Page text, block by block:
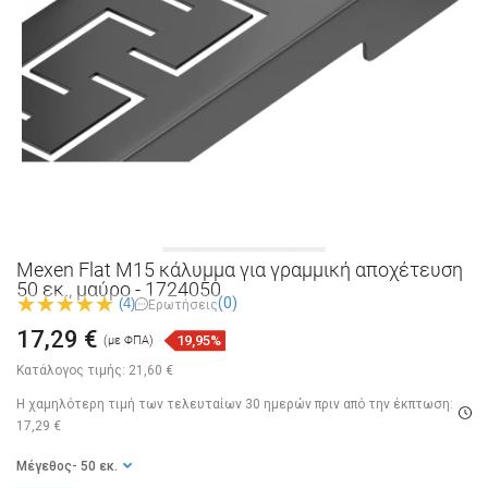
Mexen Flat M15 κάλυμμα για γραμμική αποχέτευση
50 εκ., μαύρο - 1724050
(4) Ερωτήσεις(0)
Κατάλογος τιμής: 21,60 €
17,29 € (με ΦΠΑ) 19,95%
Η χαμηλότερη τιμή των τελευταίων 30 ημερών πριν από την έκπτωση:
17,29 €
Μέγεθος - 50 εκ.